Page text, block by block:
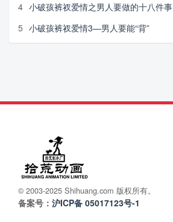
4 小破孩裤衩爱情之男人要做的十八件事
5 小破孩裤衩爱情3—男人要能“背”
© 2003-2025 Shihuang.com 版权所有。
备案号： 沪ICP备 05017123号-1